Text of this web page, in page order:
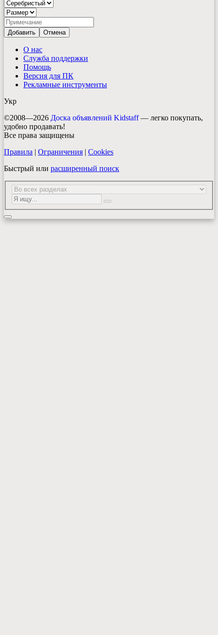
Добавить Отмена
О нас
Служба поддержки
Помощь
Версия для ПК
Рекламные инструменты
Укр
©2008—2026 Доска объявлений Kidstaff— легко покупать,
удобно продавать!
Все права защищены
Правила | Ограничения | Cookies
Быстрый или расширенный поиск